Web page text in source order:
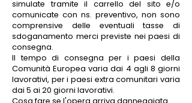
simulate tramite il carrello del sito e/o
comunicate con ns. preventivo, non sono
comprensive delle eventuali tasse di
sdoganamento merci previste nei paesi di
consegna.
Il tempo di consegna per i paesi della
Comunità Europea varia dai 4 agli 8 giorni
lavorativi, per i paesi extra comunitari varia
dai 5 ai 20 giorni lavorativi.